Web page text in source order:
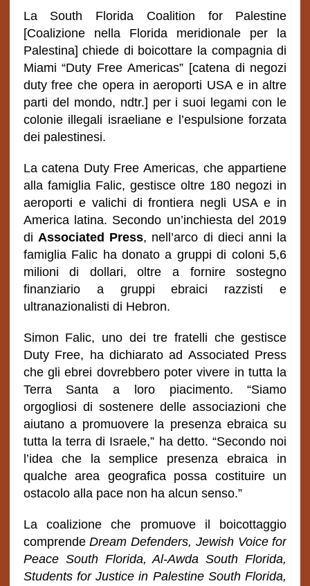
La South Florida Coalition for Palestine
[Coalizione nella Florida meridionale per la
Palestina] chiede di boicottare la compagnia di
Miami “Duty Free Americas” [catena di negozi
duty free che opera in aeroporti USA e in altre
parti del mondo, ndtr.] per i suoi legami con le
colonie illegali israeliane e l’espulsione forzata
dei palestinesi.
La catena Duty Free Americas, che appartiene
alla famiglia Falic, gestisce oltre 180 negozi in
aeroporti e valichi di frontiera negli USA e in
America latina. Secondo un’inchiesta del 2019
di Associated Press, nell’arco di dieci anni la
famiglia Falic ha donato a gruppi di coloni 5,6
milioni di dollari, oltre a fornire sostegno
finanziario a gruppi ebraici razzisti e
ultranazionalisti di Hebron.
Simon Falic, uno dei tre fratelli che gestisce
Duty Free, ha dichiarato ad Associated Press
che gli ebrei dovrebbero poter vivere in tutta la
Terra Santa a loro piacimento. “Siamo
orgogliosi di sostenere delle associazioni che
aiutano a promuovere la presenza ebraica su
tutta la terra di Israele,” ha detto. “Secondo noi
l’idea che la semplice presenza ebraica in
qualche area geografica possa costituire un
ostacolo alla pace non ha alcun senso.”
La coalizione che promuove il boicottaggio
comprendeDream Defenders, Jewish Voice for
Peace South Florida, Al-Awda South Florida,
Students for Justice in Palestine South Florida,